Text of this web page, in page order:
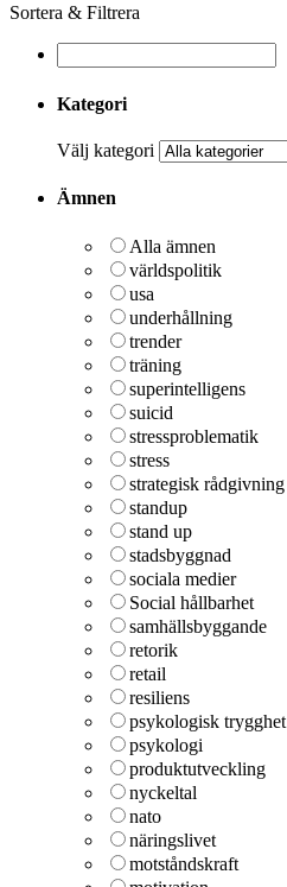
Sortera & Filtrera
Kategori
Välj kategori
Ämnen
Alla ämnen
världspolitik
usa
underhållning
trender
träning
superintelligens
suicid
stressproblematik
stress
strategisk rådgivning
standup
stand up
stadsbyggnad
sociala medier
Social hållbarhet
samhällsbyggande
retorik
retail
resiliens
psykologisk trygghet
psykologi
produktutveckling
nyckeltal
nato
näringslivet
motståndskraft